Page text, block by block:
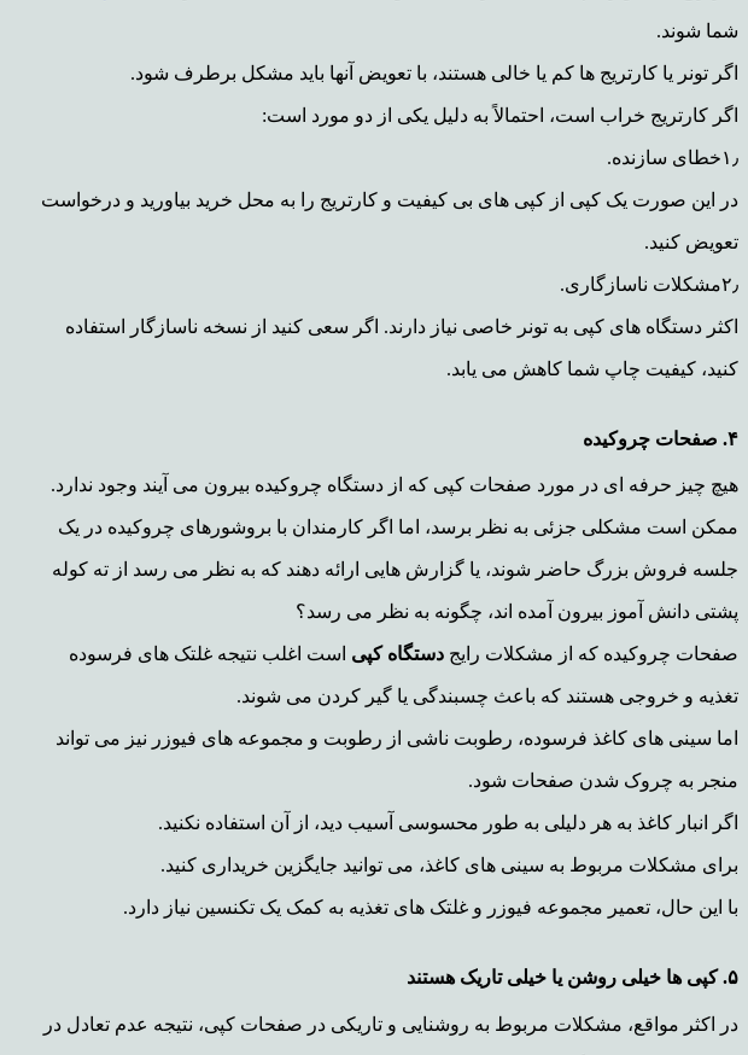
شما شوند.
اگر تونر یا کارتریج ها کم یا خالی هستند، با تعویض آنها باید مشکل برطرف شود.
اگر کارتریج خراب است، احتمالاً به دلیل یکی از دو مورد است:
۱٫خطای سازنده.
در این صورت یک کپی از کپی های بی کیفیت و کارتریج را به محل خرید بیاورید و درخواست
تعویض کنید.
۲٫مشکلات ناسازگاری.
اکثر دستگاه های کپی به تونر خاصی نیاز دارند. اگر سعی کنید از نسخه ناسازگار استفاده
کنید، کیفیت چاپ شما کاهش می یابد.
۴. صفحات چروکیده
هیچ چیز حرفه ای در مورد صفحات کپی که از دستگاه چروکیده بیرون می آیند وجود ندارد.
ممکن است مشکلی جزئی به نظر برسد، اما اگر کارمندان با بروشورهای چروکیده در یک
جلسه فروش بزرگ حاضر شوند، یا گزارش هایی ارائه دهند که به نظر می رسد از ته کوله
پشتی دانش آموز بیرون آمده اند، چگونه به نظر می رسد؟
صفحات چروکیده که از مشکلات رایج دستگاه کپی است اغلب نتیجه غلتک های فرسوده
تغذیه و خروجی هستند که باعث چسبندگی یا گیر کردن می شوند.
اما سینی های کاغذ فرسوده، رطوبت ناشی از رطوبت و مجموعه های فیوزر نیز می تواند
منجر به چروک شدن صفحات شود.
اگر انبار کاغذ به هر دلیلی به طور محسوسی آسیب دید، از آن استفاده نکنید.
برای مشکلات مربوط به سینی های کاغذ، می توانید جایگزین خریداری کنید.
با این حال، تعمیر مجموعه فیوزر و غلتک های تغذیه به کمک یک تکنسین نیاز دارد.
۵. کپی ها خیلی روشن یا خیلی تاریک هستند
در اکثر مواقع، مشکلات مربوط به روشنایی و تاریکی در صفحات کپی، نتیجه عدم تعادل در